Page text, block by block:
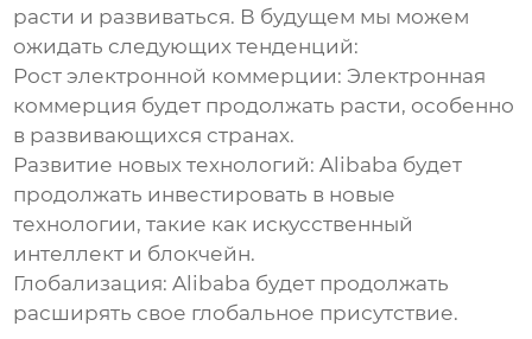
расти и развиваться. В будущем мы можем
ожидать следующих тенденций:
Рост электронной коммерции: Электронная
коммерция будет продолжать расти, особенно
в развивающихся странах.
Развитие новых технологий: Alibaba будет
продолжать инвестировать в новые
технологии, такие как искусственный
интеллект и блокчейн.
Глобализация: Alibaba будет продолжать
расширять свое глобальное присутствие.